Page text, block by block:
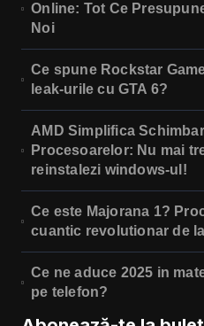
Online: Tot Ce
Noi
Ce spune Rockstar
leak-urile cu GTA 6?
AMD Simplifica
Procesoarelor: Nu mai
reinstalezi windows-ul!
Ce este Majorana 1?
cuantic revolutionar de
Ce ne aduce 2025 in
pe telefon?